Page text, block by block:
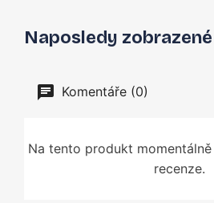
Naposledy zobrazené
Komentáře (0)
Na tento produkt
recenze.